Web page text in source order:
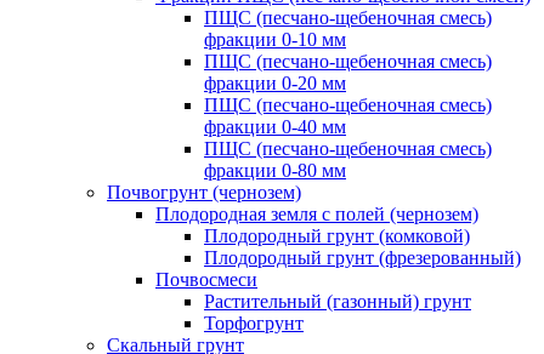
ПЩС (песчано-щебеночная смесь)
фракции 0-10 мм
ПЩС (песчано-щебеночная смесь)
фракции 0-20 мм
ПЩС (песчано-щебеночная смесь)
фракции 0-40 мм
ПЩС (песчано-щебеночная смесь)
фракции 0-80 мм
Почвогрунт (чернозем)
Плодородная земля с полей (чернозем)
Плодородный грунт (комковой)
Плодородный грунт (фрезерованный)
Почвосмеси
Растительный (газонный) грунт
Торфогрунт
Скальный грунт